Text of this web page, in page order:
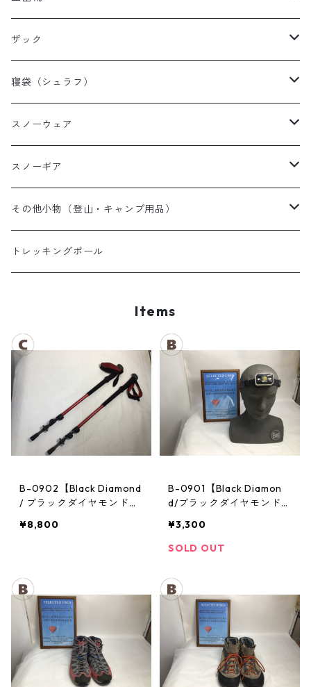
タープ
山岳テント
ツーリングテント
テントその他
メンズ登山靴
レディース登山靴
キッズ登山靴
ザック
メンズザック
レディースザック
キッズザック
寝袋（シュラフ）
オールシーズンシュラフ
３シーズンシュラフ
夏用シュラフ
マット・その他
スノーウェア
メンズスノーウェア
レディーススノーウェア
キッズスノーウェア
スノーギア
スノーブーツ
スノーゴーグル
その他小物（登山・キャンプ用品）
帽子
トレッキングポール
Items
B-0902【Black Diamond
/ ブラックダイヤモンド】
イル
¥8,800
B-0901【Black Diamon
d/ブラックダイヤモンド】
¥3,300
SOLD OUT